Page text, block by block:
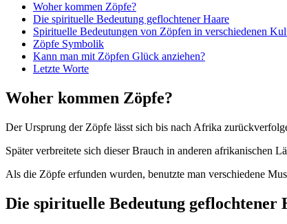
Woher kommen Zöpfe?
Die spirituelle Bedeutung geflochtener Haare
Spirituelle Bedeutungen von Zöpfen in verschiedenen
Zöpfe Symbolik
Kann man mit Zöpfen Glück anziehen?
Letzte Worte
Woher kommen Zöpfe?
Der Ursprung der Zöpfe lässt sich bis nach Afrika
Später verbreitete sich dieser Brauch in anderen afrikanischen
Als die Zöpfe erfunden wurden, benutzte man verschiedene
Die spirituelle Bedeutung geflochtener